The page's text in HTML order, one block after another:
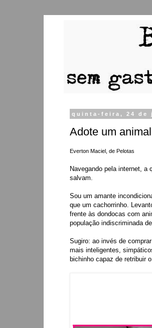
quinta-feira, 24 de
Adote um animal
Everton Maciel, de Pelotas
Navegando pela internet, a
salvam.
Sou um amante
que um cachorrinho.
frente às dondocas com
população indiscriminada
Sugiro: ao invés de
mais inteligentes,
bichinho capaz de retribuir